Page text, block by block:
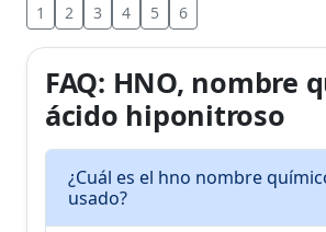
1
2 3 4 5 6
FAQ: HNO, nombre
ácido hiponitroso
¿Cuál es el hno nombre
usado?